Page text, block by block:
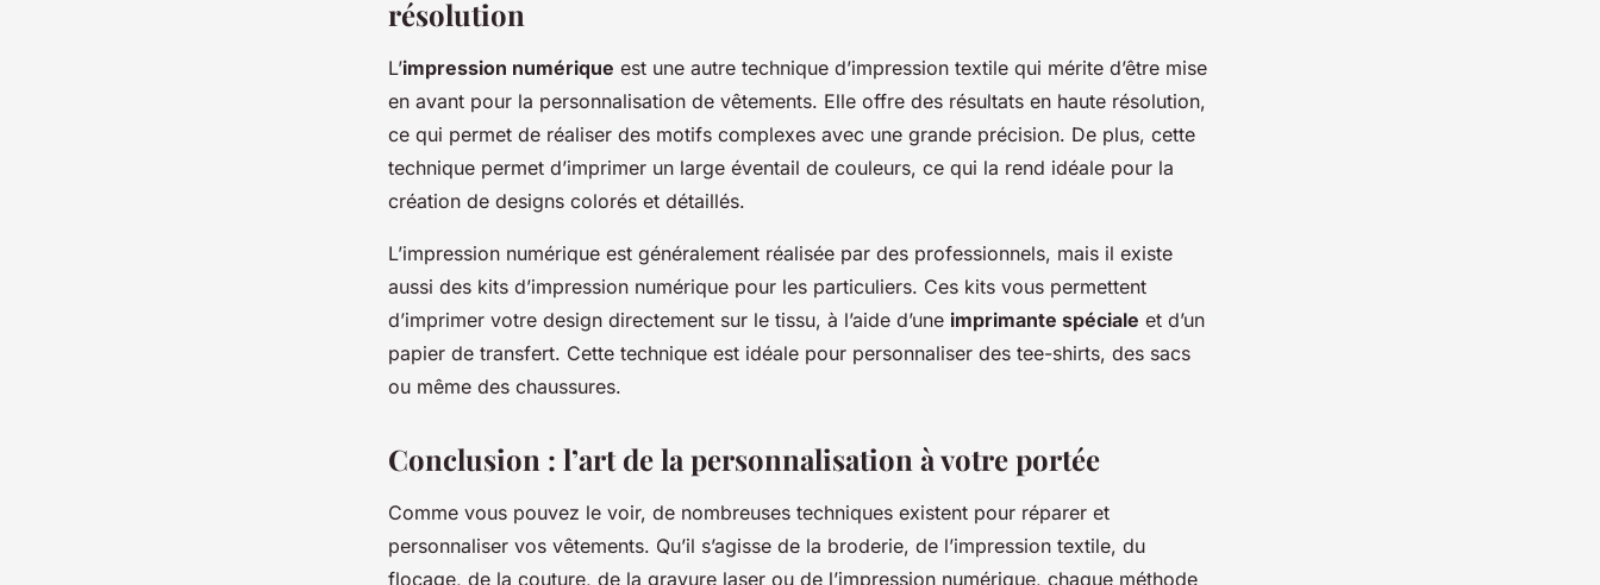
résolution
L’impression numérique est une autre technique d’impression textile qui mérite d’être mise
en avant pour la personnalisation de vêtements. Elle offre des résultats en haute résolution,
ce qui permet de réaliser des motifs complexes avec une grande précision. De plus, cette
technique permet d’imprimer un large éventail de couleurs, ce qui la rend idéale pour la
création de designs colorés et détaillés.
L’impression numérique est généralement réalisée par des professionnels, mais il existe
aussi des kits d’impression numérique pour les particuliers. Ces kits vous permettent
d’imprimer votre design directement sur le tissu, à l’aide d’une imprimante spéciale et d’un
papier de transfert. Cette technique est idéale pour personnaliser des tee-shirts, des sacs
ou même des chaussures.
Conclusion : l’art de la personnalisation à votre portée
Comme vous pouvez le voir, de nombreuses techniques existent pour réparer et
personnaliser vos vêtements. Qu’il s’agisse de la broderie, de l’impression textile, du
flocage, de la couture, de la gravure laser ou de l’impression numérique, chaque méthode